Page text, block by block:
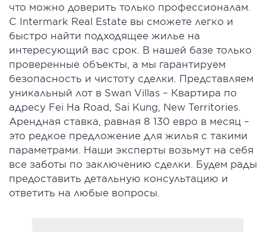
что можно доверить только профессионалам.
С Intermark Real Estate вы сможете легко и
быстро найти подходящее жилье на
интересующий вас срок. В нашей базе только
проверенные объекты, а мы гарантируем
безопасность и чистоту сделки. Представляем
уникальный лот в Swan Villas – Квартира по
адресу Fei Ha Road, Sai Kung, New Territories.
Арендная ставка, равная 8 130 евро в месяц –
это редкое предложение для жилья с такими
параметрами. Наши эксперты возьмут на себя
все заботы по заключению сделки. Будем рады
предоставить детальную консультацию и
ответить на любые вопросы.